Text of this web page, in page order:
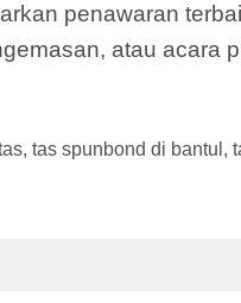
penawaran
atau
, tas spunbond di bantul ,